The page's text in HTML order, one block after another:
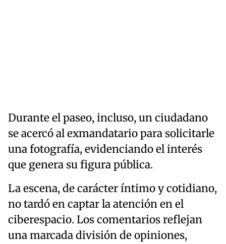
Durante el paseo, incluso, un ciudadano
se acercó al exmandatario para solicitarle
una fotografía, evidenciando el interés
que genera su figura pública.
La escena, de carácter íntimo y cotidiano,
no tardó en captar la atención en el
ciberespacio. Los comentarios reflejan
una marcada división de opiniones,